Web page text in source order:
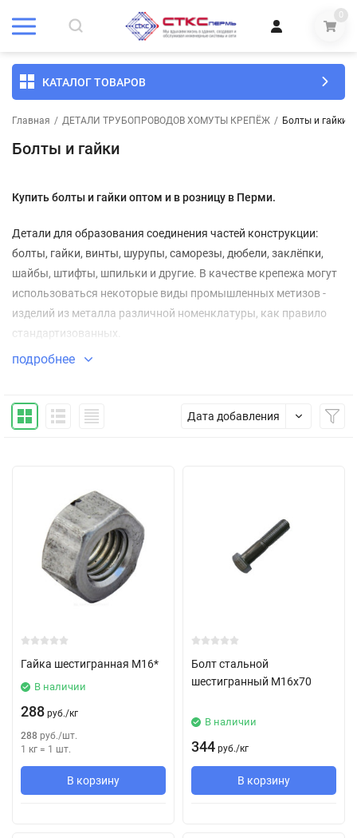
0
КАТАЛОГ ТОВАРОВ
Главная / ДЕТАЛИ ТРУБОПРОВОДОВ ХОМУТЫ КРЕПЁЖ / Болты и гайки
Болты и гайки
Купить болты и гайки оптом и в розницу в Перми.
Детали для образования соединения частей конструкции:
болты, гайки, винты, шурупы, саморезы, дюбели, заклёпки,
шайбы, штифты, шпильки и другие. В качестве крепежа могут
использоваться некоторые виды промышленных метизов -
изделий из металла различной номенклатуры, как правило
стандартизованных.
Компания СТКС предлагает купить качественную продукцию
приятные цены, высокое качество. Вся продукция крепежа
высокого качества, полностью отвечающая всем
товара на складе способствует быстрому получению.
подробнее
Дата добавления
Гайка шестигранная М16*
В наличии
288 руб./кг
288 руб./шт.
1 кг = 1 шт.
В корзину
Болт стальной
шестигранный М16х70
В наличии
344 руб./кг
В корзину